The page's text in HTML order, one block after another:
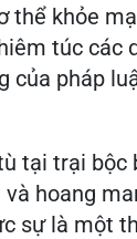
thể khỏe
túc các
pháp
tại trại bộc
hoang
sự là một